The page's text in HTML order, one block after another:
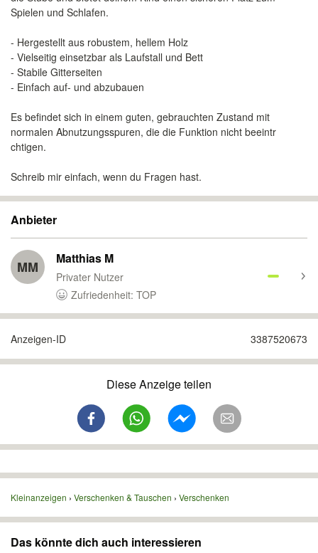
Spielen und Schlafen.
- Hergestellt aus robustem, hellem Holz
- Vielseitig einsetzbar als Laufstall und Bett
- Stabile Gitterseiten
- Einfach auf- und abzubauen
Es befindet sich in einem guten, gebrauchten Zustand mit
normalen Abnutzungsspuren, die die Funktion nicht beeintr
chtigen.
Schreib mir einfach, wenn du Fragen hast.
Anbieter
MM Matthias M
Privater Nutzer
Zufriedenheit: TOP
Anzeigen-ID 3387520673
Diese Anzeige teilen
Kleinanzeigen Verschenken & Tauschen Verschenken
Das könnte dich auch interessieren